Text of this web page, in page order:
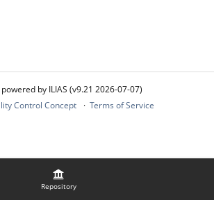
Repository
powered by ILIAS (v9.21 2026-07-07)
Control Concept Terms of Service